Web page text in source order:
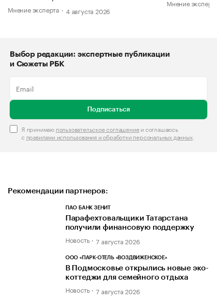
Мнение эксперта
4 августа 2026
Мнение
Выбор редакции: экспертные публикации
и Сюжеты РБК
Подписаться
Я принимаю пользовательское соглашениеи соглашаюсь
с правилами использования и обработки персональных данных.
Рекомендации партнеров:
ПАО БАНК ЗЕНИТ
Парафехтовальщики Татарстана
получили финансовую поддержку
Новость 7 августа 2026
ООО «ПАРК-ОТЕЛЬ «ВОЗДВИЖЕНСКОЕ»
В Подмосковье открылись новые эко-
коттеджи для семейного отдыха
Новость 7 августа 2026